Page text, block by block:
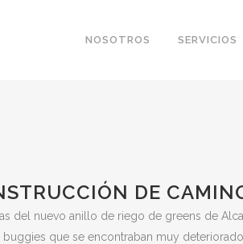
NOSOTROS SERVICIOS
DE
del nuevo anillo de riego de greens de
que se encontraban muy